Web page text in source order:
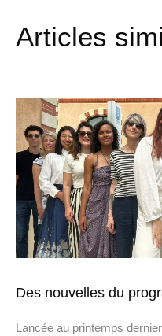
Articles
Des nouvelles du
Lancée au printemps